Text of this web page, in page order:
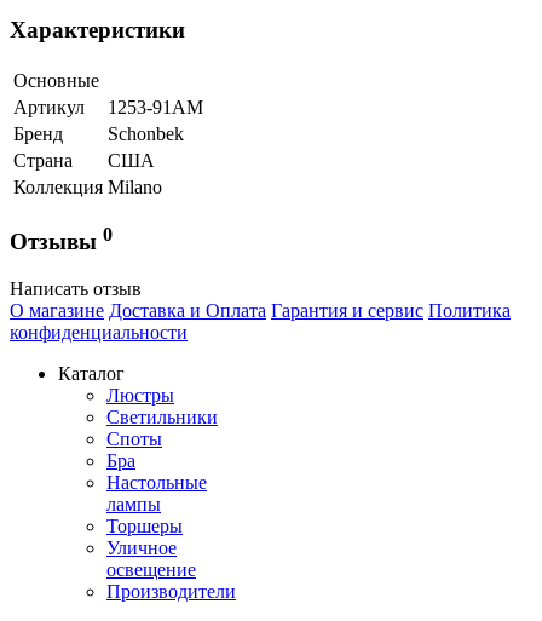
Характеристики
Основные
Артикул
1253-91AM
Бренд
Schonbek
Страна
США
Коллекция Milano
Отзывы 0
Написать отзыв
О магазине Доставка и Оплата Гарантия и сервис Политика
конфиденциальности
Каталог
Люстры
Светильники
Споты
Бра
Настольные
лампы
Торшеры
Уличное
освещение
Производители